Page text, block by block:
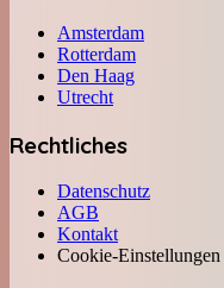
Amsterdam
Rotterdam
Den Haag
Utrecht
Rechtliches
Datenschutz
AGB
Kontakt
Cookie-Einstellungen